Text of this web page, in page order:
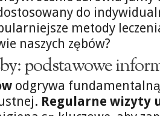
do
metody
naszych zębów?
podstawowe
odgrywa
Regularne wizyty